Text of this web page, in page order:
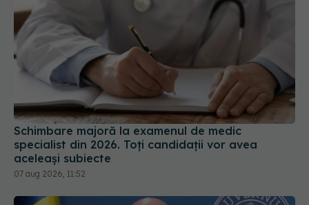
Schimbare majoră la examenul de medic
specialist din 2026. Toți candidații vor avea
aceleași subiecte
07 aug 2026, 11:52